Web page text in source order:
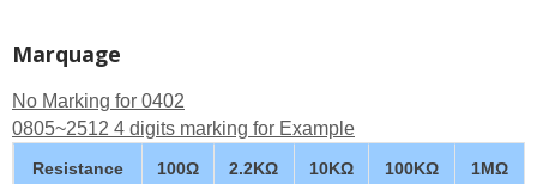
Marquage
No Marking for 0402
0805~2512 4 digits marking for Example
Resistance 100Ω 2.2KΩ 10KΩ 100KΩ 1MΩ